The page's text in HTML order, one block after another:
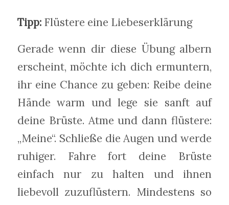
Tipp:Flüstere eine Liebeserklärung
Gerade wenn dir diese Übung albern
erscheint, möchte ich dich ermuntern,
ihr eine Chance zu geben: Reibe deine
Hände warm und lege sie sanft auf
deine Brüste. Atme und dann flüstere:
„Meine“. Schließe die Augen und werde
ruhiger. Fahre fort deine Brüste
einfach nur zu halten und ihnen
liebevoll zuzuflüstern. Mindestens so